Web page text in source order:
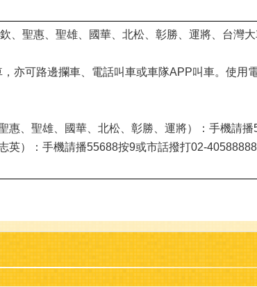
、聖惠、聖雄、國華、北松、彰勝、運將、台灣大
亦可路邊攔車、電話叫車或車隊APP叫車。使用
惠、聖雄、國華、北松、彰勝、運將）：手機請
英）：手機請播55688按9或市話撥打02-40588888